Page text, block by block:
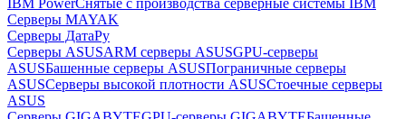
Серверы MAYAK
Серверы ДатаРу
Серверы ASUSARM серверы ASUSGPU-серверы
ASUSБашенные серверы ASUSПограничные серверы
ASUSСерверы высокой плотности ASUSСтоечные серверы
ASUS